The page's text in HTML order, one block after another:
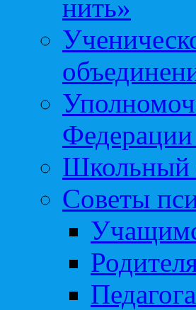
нить»
Школьный
Советы